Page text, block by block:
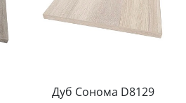
Дуб Сонома D8129